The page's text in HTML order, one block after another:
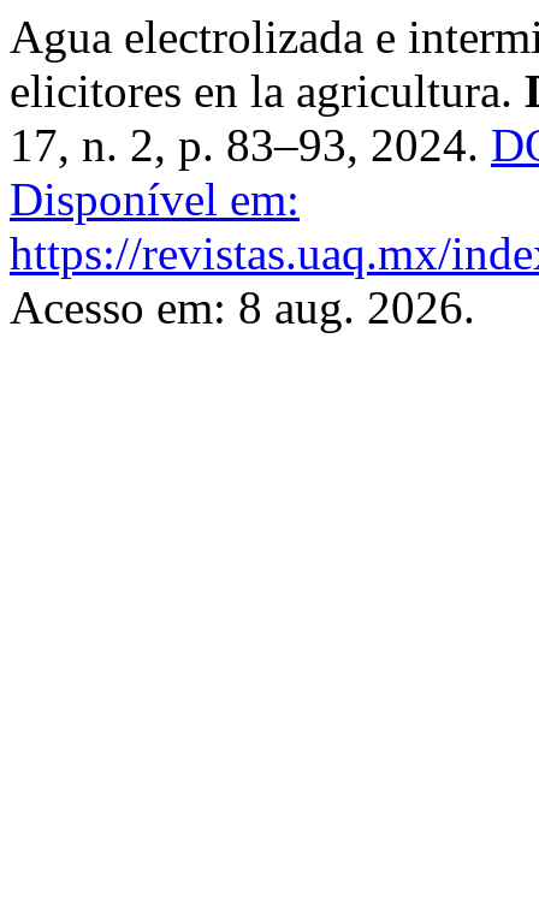
Agua electrolizada e
elicitores en la agricultura.
17, n. 2, p. 83–93, 2024.
Disponível em:
https://revistas.uaq.mx/
Acesso em: 8 aug. 2026.